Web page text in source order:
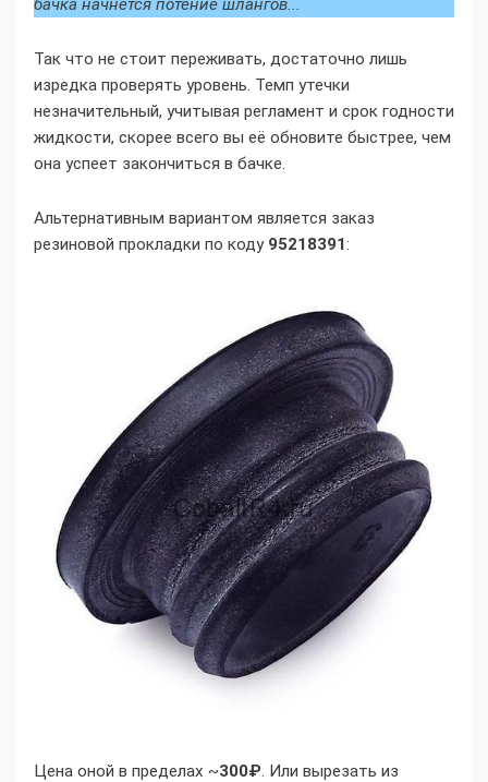
бачка начнётся потение шлангов...
Так что не стоит переживать, достаточно лишь
изредка проверять уровень. Темп утечки
незначительный, учитывая регламент и срок годности
жидкости, скорее всего вы её обновите быстрее, чем
она успеет закончиться в бачке.
Альтернативным вариантом является заказ
резиновой прокладки по коду 95218391:
Цена оной в пределах ~300₽. Или вырезать из